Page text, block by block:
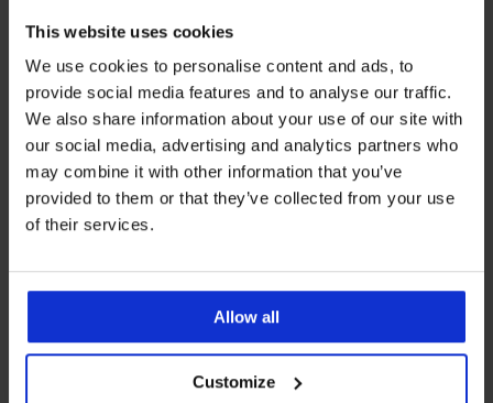
This website uses cookies
We use cookies to personalise content and ads, to
provide social media features and to analyse our traffic.
We also share information about your use of our site with
our social media, advertising and analytics partners who
may combine it with other information that you’ve
provided to them or that they’ve collected from your use
of their services.
Allow all
Customize
LIMITED